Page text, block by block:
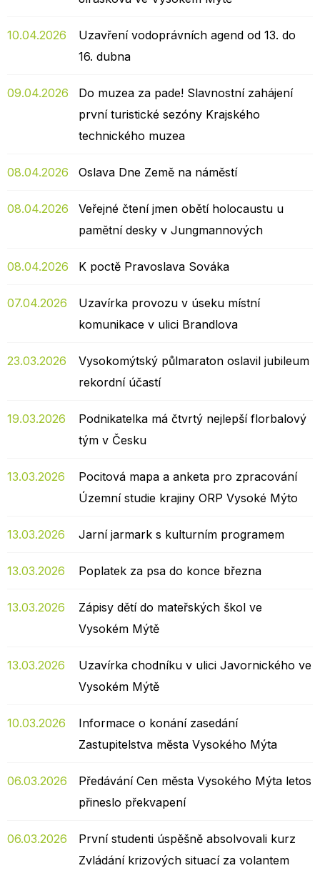
10.04.2026
Uzavření vodoprávních agend od 13. do
16. dubna
09.04.2026
Do muzea za pade! Slavnostní zahájení
první turistické sezóny Krajského
technického muzea
08.04.2026 Oslava Dne Země na náměstí
08.04.2026
Veřejné čtení jmen obětí holocaustu u
pamětní desky v Jungmannových
08.04.2026 K poctě Pravoslava Sováka
07.04.2026
Uzavírka provozu v úseku místní
komunikace v ulici Brandlova
23.03.2026
Vysokomýtský půlmaraton oslavil jubileum
rekordní účastí
19.03.2026
Podnikatelka má čtvrtý nejlepší florbalový
tým v Česku
13.03.2026
Pocitová mapa a anketa pro zpracování
Územní studie krajiny ORP Vysoké Mýto
13.03.2026 Jarní jarmark s kulturním programem
13.03.2026 Poplatek za psa do konce března
13.03.2026
Zápisy dětí do mateřských škol ve
Vysokém Mýtě
13.03.2026
Uzavírka chodníku v ulici Javornického ve
Vysokém Mýtě
10.03.2026
Informace o konání zasedání
Zastupitelstva města Vysokého Mýta
06.03.2026
Předávání Cen města Vysokého Mýta letos
přineslo překvapení
06.03.2026
První studenti úspěšně absolvovali kurz
Zvládání krizových situací za volantem